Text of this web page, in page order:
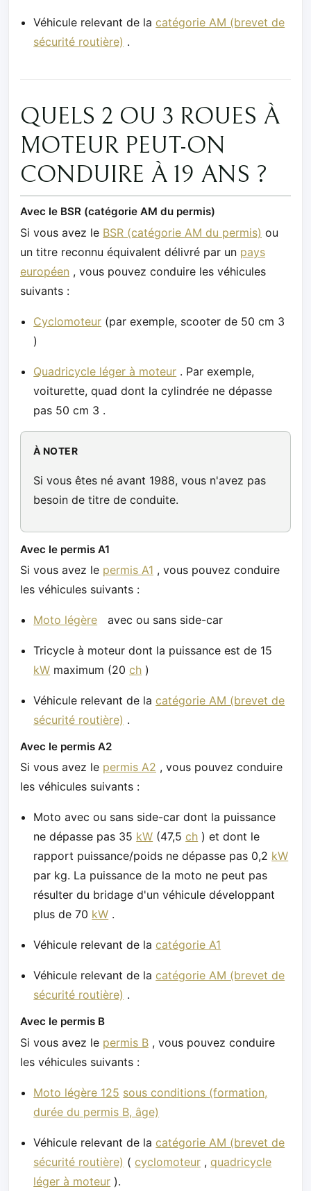
Véhicule relevant de lacatégorie AM (brevet de
sécurité routière) .
QUELS 2 OU 3 ROUES À
MOTEUR PEUT-ON
CONDUIRE À 19 ANS ?
Avec le BSR (catégorie AM du permis)
Si vous avez le BSR (catégorie AM du permis) ou
un titre reconnu équivalent délivré par un pays
européen , vous pouvez conduire les véhicules
suivants :
Cyclomoteur (par exemple, scooter de 50 cm 3
)
Quadricycle léger à moteur . Par exemple,
voiturette, quad dont la cylindrée ne dépasse
pas 50 cm 3 .
À NOTER
Si vous êtes né avant 1988, vous n'avez pas
besoin de titre de conduite.
Avec le permis A1
Si vous avez le permis A1 , vous pouvez conduire
les véhicules suivants :
Moto légère avec ou sans side-car
Tricycle à moteur dont la puissance est de 15
kW maximum (20ch )
Véhicule relevant de lacatégorie AM (brevet de
sécurité routière) .
Avec le permis A2
Si vous avez le permis A2 , vous pouvez conduire
les véhicules suivants :
Moto avec ou sans side-car dont la puissance
ne dépasse pas 35 kW (47,5ch ) et dont le
rapport puissance/poids ne dépasse pas 0,2 kW
par kg. La puissance de la moto ne peut pas
résulter du bridage d'un véhicule développant
plus de 70 kW .
Véhicule relevant de lacatégorie A1
Véhicule relevant de lacatégorie AM (brevet de
sécurité routière) .
Avec le permis B
Si vous avez le permis B , vous pouvez conduire
les véhicules suivants :
Moto légère 125 sous conditions (formation,
durée du permis B, âge)
Véhicule relevant de lacatégorie AM (brevet de
sécurité routière) (cyclomoteur ,quadricycle
léger à moteur ).